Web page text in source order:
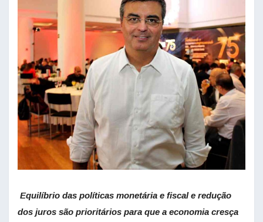
Equilíbrio das políticas monetária e fiscal e redução
dos juros são prioritários para que a economia cresça